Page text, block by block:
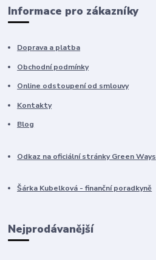
Informace pro zákazníky
Doprava a platba
Obchodní podmínky
Online odstoupení od smlouvy
Kontakty
Blog
Odkaz na oficiální stránky Green Ways
Šárka Kubelková - finanční poradkyně
Nejprodávanější